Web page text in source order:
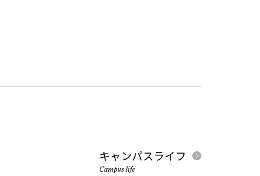
キャンパスライフ
Campus life